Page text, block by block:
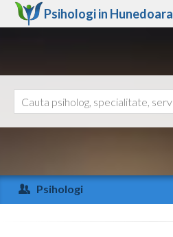
Psihologi in Hunedoara
Arad
Arges
Ajutor
Psihologi